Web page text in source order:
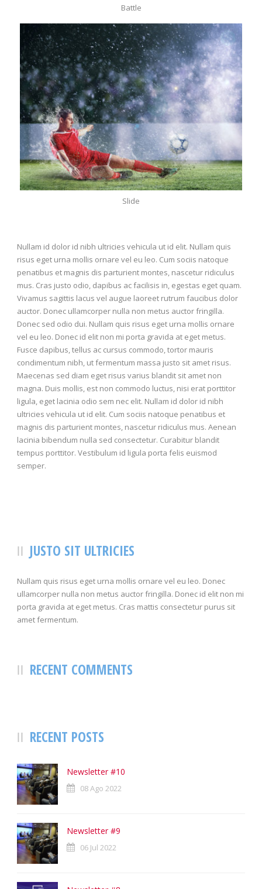
Battle
Slide
Nullam id dolor id nibh ultricies vehicula ut id elit. Nullam quis
risus eget urna mollis ornare vel eu leo. Cum sociis natoque
penatibus et magnis dis parturient montes, nascetur ridiculus
mus. Cras justo odio, dapibus ac facilisis in, egestas eget quam.
Vivamus sagittis lacus vel augue laoreet rutrum faucibus dolor
auctor. Donec ullamcorper nulla non metus auctor fringilla.
Donec sed odio dui. Nullam quis risus eget urna mollis ornare
vel eu leo. Donec id elit non mi porta gravida at eget metus.
Fusce dapibus, tellus ac cursus commodo, tortor mauris
condimentum nibh, ut fermentum massa justo sit amet risus.
Maecenas sed diam eget risus varius blandit sit amet non
magna. Duis mollis, est non commodo luctus, nisi erat porttitor
ligula, eget lacinia odio sem nec elit. Nullam id dolor id nibh
ultricies vehicula ut id elit. Cum sociis natoque penatibus et
magnis dis parturient montes, nascetur ridiculus mus. Aenean
lacinia bibendum nulla sed consectetur. Curabitur blandit
tempus porttitor. Vestibulum id ligula porta felis euismod
semper.
JUSTO SIT ULTRICIES
Nullam quis risus eget urna mollis ornare vel eu leo. Donec
ullamcorper nulla non metus auctor fringilla. Donec id elit non mi
porta gravida at eget metus. Cras mattis consectetur purus sit
amet fermentum.
RECENT COMMENTS
RECENT POSTS
Newsletter #10
08 Ago 2022
Newsletter #9
06 Jul 2022